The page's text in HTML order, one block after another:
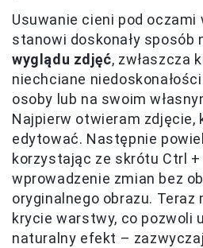
Usuwanie cieni pod oczami
stanowi doskonały sposób
wyglądu zdjęć, zwłaszcza
niechciane
osoby lub na swoim
Najpierw otwieram zdjęcie,
edytować. Następnie
korzystając ze skrótu Ctrl
wprowadzenie zmian bez
oryginalnego obrazu.
krycie warstwy, co pozwoli
naturalny efekt –